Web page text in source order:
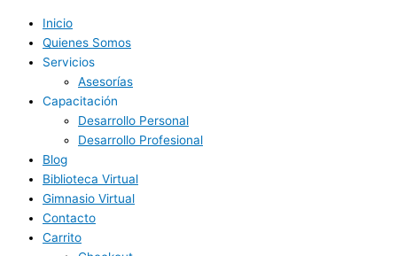
Inicio
Quienes Somos
Servicios
Asesorías
Capacitación
Desarrollo Personal
Desarrollo Profesional
Blog
Biblioteca Virtual
Gimnasio Virtual
Contacto
Carrito